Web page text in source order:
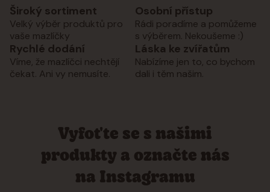
Široký sortiment
Velký výběr produktů pro
vaše mazlíčky
Osobní přístup
Rádi poradíme a pomůžeme
s výběrem. Nekoušeme :)
Rychlé dodání
Víme, že mazlíčci nechtějí
čekat. Ani vy nemusíte.
Láska ke zvířatům
Nabízíme jen to, co bychom
dali i těm našim.
Vyfoťte se s našimi
produkty a označte nás
na Instagramu